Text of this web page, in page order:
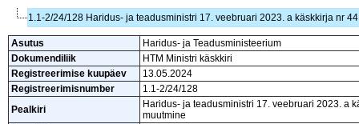
1.1-2/24/128 Haridus- ja teadusministri 17. veebruari 2023. a käskkirja nr
Asutus
Haridus- ja Teadusministeerium
Dokumendiliik
HTM Ministri käskkiri
Registreerimise kuupäev
13.05.2024
Registreerimisnumber
1.1-2/24/128
Pealkiri
Haridus- ja teadusministri 17. veebruari 2023. a
muutmine